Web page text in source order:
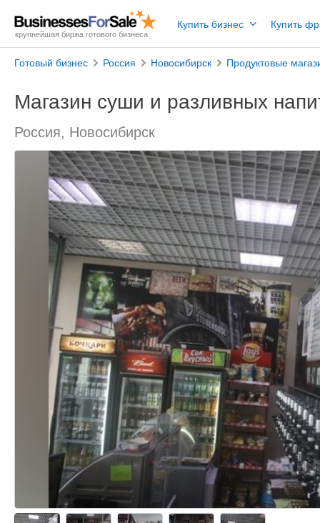
крупнейшая биржа готового бизнеса
Купить бизнес Купить
Готовый бизнес Россия Новосибирск Продуктовые
Магазин суши и разливных
Россия, Новосибирск